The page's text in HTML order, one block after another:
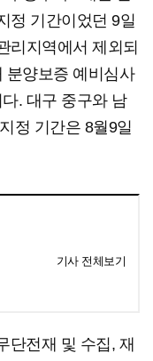
정 기간이었던 9일
리지역에서 제외되
분양보증 예비심사
. 대구 중구와 남
정 기간은 8월9일
기사 전체보기
단전재 및 수집, 재